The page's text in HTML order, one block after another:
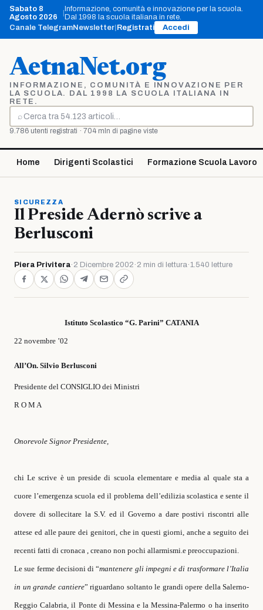
Vai
contenuto
Sabato 8
Agosto 2026
Informazione, comunità e innovazione per la scuola.
Dal 1998 la scuola italiana in rete.
Canale TelegramNewsletter Registrati Accedi
AetnaNet.org
INFORMAZIONE, COMUNITÀ E INNOVAZIONE PER
LA SCUOLA. DAL 1998 LA SCUOLA ITALIANA IN
RETE.
⌕
Cerca
9.786 utenti registrati · 704 mln di pagine viste
Home Dirigenti Scolastici Formazione Scuola Lavoro
SICUREZZA
Il Preside Adernò scrive a
Berlusconi
Piera Privitera· 2 Dicembre 2002 · 2 min di lettura·1.540 letture
Istituto Scolastico “G. Parini” CATANIA
22 novembre ’02
All’On. Silvio Berlusconi
Presidente del CONSIGLIO dei Ministri
R O M A
Onorevole Signor Presidente,
chi Le scrive è un preside di scuola elementare e media al quale sta a
cuore l’emergenza scuola ed il problema dell’edilizia scolastica e sente il
dovere di sollecitare la S.V. ed il Governo a dare postivi riscontri alle
attese ed alle paure dei genitori, che in questi giorni, anche a seguito dei
recenti fatti di cronaca , creano non pochi allarmismi.e preoccupazioni.
Le sue ferme decisioni di “mantenere gli impegni e di trasformare l’Italia
in un grande cantiere” riguardano soltanto le grandi opere della Salerno-
Reggio Calabria, il Ponte di Messina e la Messina-Palermo o ha inserito